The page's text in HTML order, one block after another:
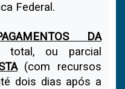
Federal.
DA
total, ou parcial
(com recursos
dois dias após a